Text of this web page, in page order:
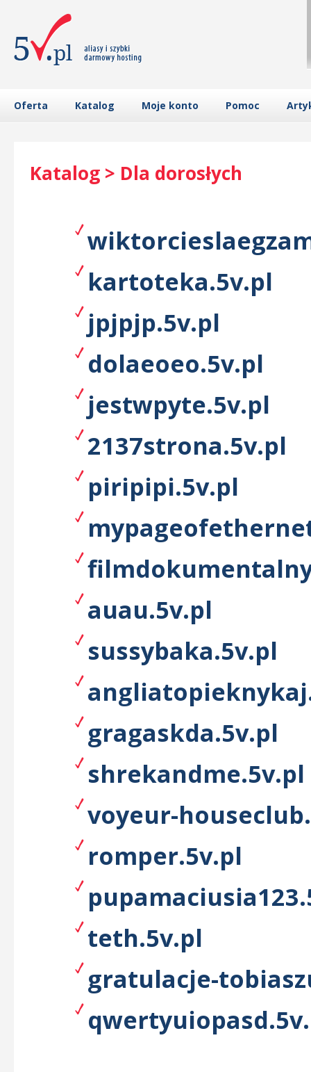
Oferta Katalog Moje konto Pomoc
Katalog > Dla dorosłych
kartoteka.5v.pl
jpjpjp.5v.pl
dolaeoeo.5v.pl
jestwpyte.5v.pl
2137strona.5v.pl
piripipi.5v.pl
auau.5v.pl
sussybaka.5v.pl
gragaskda.5v.pl
shrekandme.5v.pl
voyeur-
romper.5v.pl
teth.5v.pl
gratulacje-